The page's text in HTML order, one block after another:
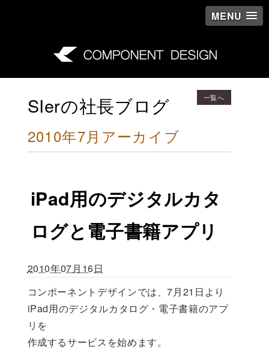
MENU
SIerの社長ブログ 一覧へ
2010年7月アーカイブ
iPad用のデジタルカタ
ログと電子書籍アプリ
2010年07月16日
コンポーネントデザインでは、7月21日より
iPad用のデジタルカタログ・電子書籍のアプ
リを
作成するサービスを始めます。